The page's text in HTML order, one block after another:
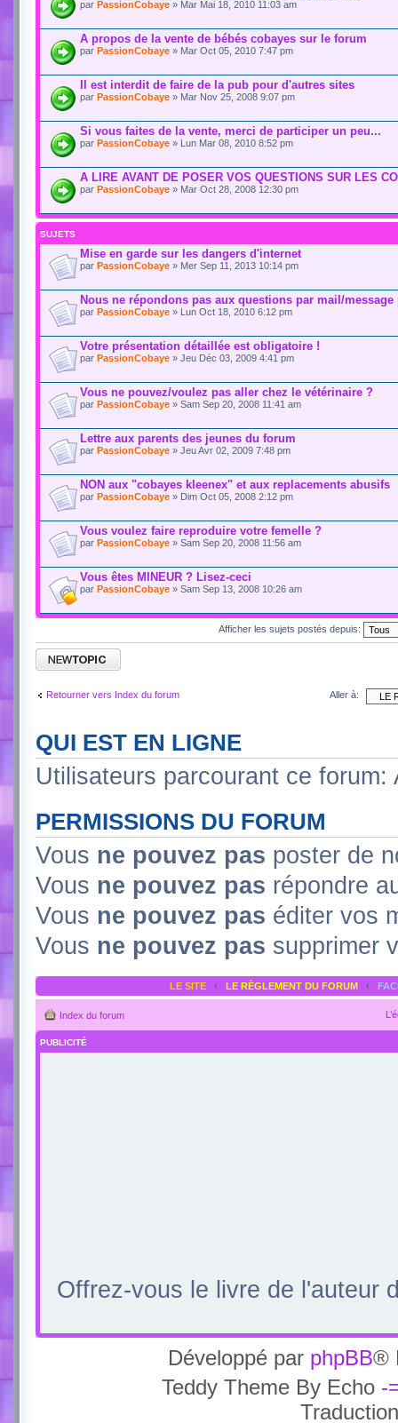
par PassionCobaye » Mar Mai 18, 2010 11:03 am
A propos de la vente de bébés cobayes sur le forum
par PassionCobaye » Mar Oct 05, 2010 7:47 pm
Il est interdit de faire de la pub pour d'autres sites
par PassionCobaye » Mar Nov 25, 2008 9:07 pm
Si vous faites de la vente, merci de participer un peu...
par PassionCobaye » Lun Mar 08, 2010 8:52 pm
A LIRE AVANT DE POSER VOS QUESTIONS SUR LES
par PassionCobaye » Mar Oct 28, 2008 12:30 pm
SUJETS
Mise en garde sur les dangers d'internet
par PassionCobaye » Mer Sep 11, 2013 10:14 pm
Nous ne répondons pas aux questions par mail/message
par PassionCobaye » Lun Oct 18, 2010 6:12 pm
Votre présentation détaillée est obligatoire !
par PassionCobaye » Jeu Déc 03, 2009 4:41 pm
Vous ne pouvez/voulez pas aller chez le vétérinaire ?
par PassionCobaye » Sam Sep 20, 2008 11:41 am
Lettre aux parents des jeunes du forum
par PassionCobaye » Jeu Avr 02, 2009 7:48 pm
NON aux "cobayes kleenex" et aux replacements abusifs
par PassionCobaye » Dim Oct 05, 2008 2:12 pm
Vous voulez faire reproduire votre femelle ?
par PassionCobaye » Sam Sep 20, 2008 11:56 am
Vous êtes MINEUR ? Lisez-ceci
par PassionCobaye » Sam Sep 13, 2008 10:26 am
Afficher les sujets postés depuis:
Retourner vers Index du forum Aller à:
QUI EST EN LIGNE
Utilisateurs parcourant ce
PERMISSIONS DU FORUM
Vous ne pouvez pas poster de
Vous ne pouvez pas répondre
Vous ne pouvez pas éditer vos
Vous ne pouvez pas supprimer
LE SITE ‹ LE RÈGLEMENT DU FORUM ‹
Index du forum
PUBLICITÉ
Offrez-vous le livre de l'auteur
Développé par phpBB®
Teddy Theme By Echo -